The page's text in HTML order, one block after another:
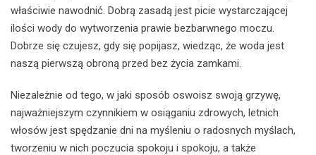
właściwie nawodnić. Dobrą zasadą jest picie wystarczającej
ilości wody do wytworzenia prawie bezbarwnego moczu.
Dobrze się czujesz, gdy się popijasz, wiedząc, że woda jest
naszą pierwszą obroną przed bez życia zamkami.
Niezależnie od tego, w jaki sposób oswoisz swoją grzywę,
najważniejszym czynnikiem w osiąganiu zdrowych, letnich
włosów jest spędzanie dni na myśleniu o radosnych myślach,
tworzeniu w nich poczucia spokoju i spokoju, a także